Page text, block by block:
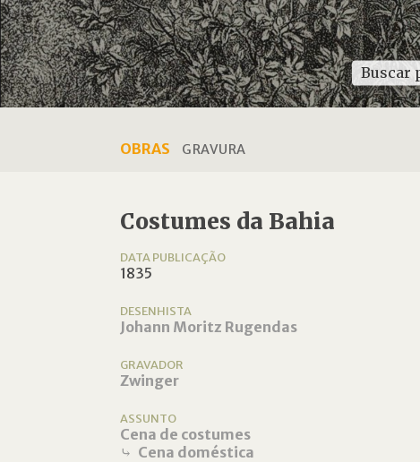
OBRAS GRAVURA
Costumes da Bahia
DATA PUBLICAÇÃO
1835
DESENHISTA
Johann Moritz Rugendas
GRAVADOR
Zwinger
ASSUNTO
Cena de costumes
⤷ Cena doméstica